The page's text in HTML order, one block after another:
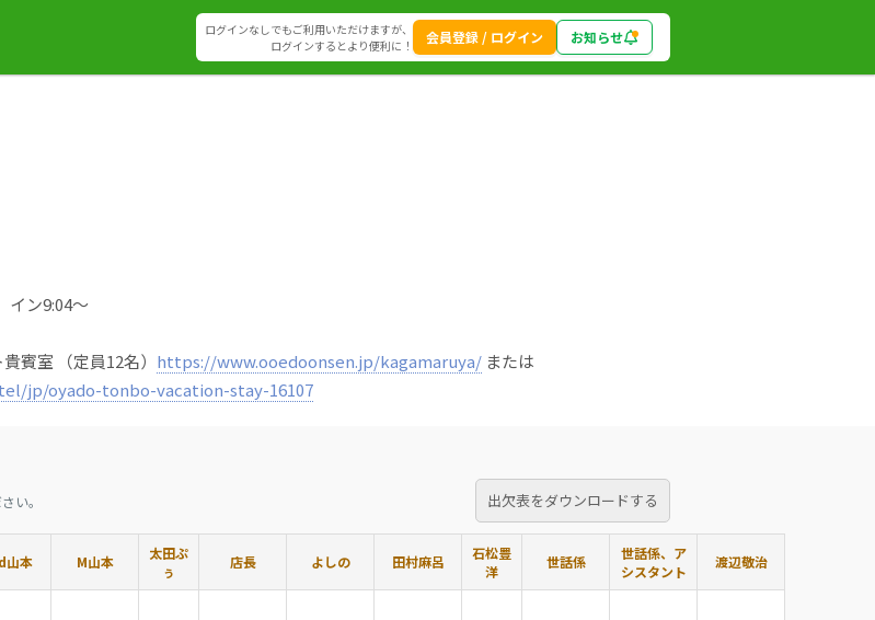
ログインなしでもご利用いただけますが、
ログインするとより便利に！
会員登録 / ログイン お知らせ
ン9:04～
賓室 （定員12名） https://www.ooedoonsen.jp/kagamaruya/ または
jp/oyado-tonbo-vacation-stay-16107
い。 出欠表をダウンロードする
山本 M山本
太田ぷ
ぅ
店長 よしの 田村麻呂
石松豊
洋
世話係
世話係、ア
シスタント
渡辺敬治